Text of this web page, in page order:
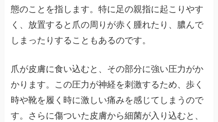
態のことを指します。特に足の親指に起こりやす
く、放置すると爪の周りが赤く腫れたり、膿んで
しまったりすることもあるのです。
爪が皮膚に食い込むと、その部分に強い圧力がか
かります。この圧力が神経を刺激するため、歩く
時や靴を履く時に激しい痛みを感じてしまうので
す。さらに傷ついた皮膚から細菌が入り込むと、